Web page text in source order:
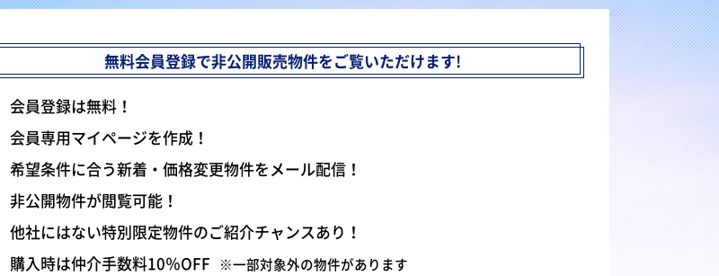
無料会員登録で非公開販売物件をご覧いただけます!
会員登録は無料！
会員専用マイページを作成！
希望条件に合う新着・価格変更物件をメール配信！
非公開物件が閲覧可能！
他社にはない特別限定物件のご紹介チャンスあり！
購入時は仲介手数料10％OFF ※一部対象外の物件があります